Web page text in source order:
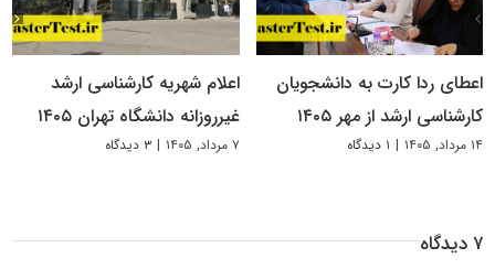
اعطای ردا کارت به دانشجویان
کارشناسی ارشد از مهر ۱۴۰۵
۱۴ مرداد, ۱۴۰۵ | ۱ دیدگاه
اعلام شهریه کارشناسی ارشد
غیرروزانه دانشگاه تهران ۱۴۰۵
۷ مرداد, ۱۴۰۵ | ۳ دیدگاه
۷ دیدگاه